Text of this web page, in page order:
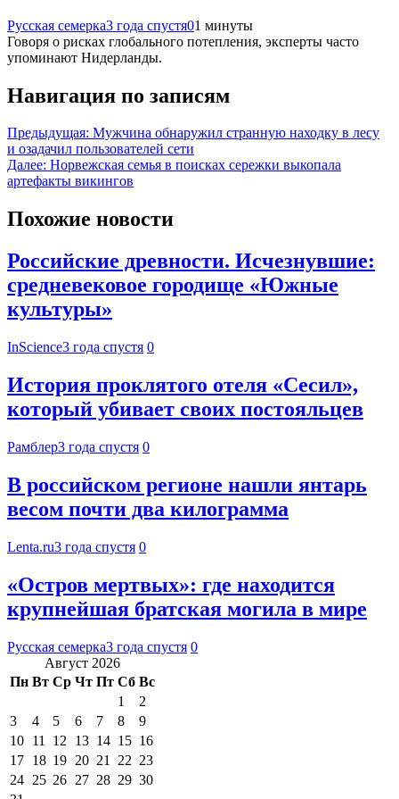
Русская семерка3 года спустя01 минуты
Говоря о рисках глобального потепления, эксперты часто
упоминают Нидерланды.
Навигация по записям
Предыдущая: Мужчина обнаружил странную находку в лесу
и озадачил пользователей сети
Далее: Норвежская семья в поисках сережки выкопала
артефакты викингов
Похожие новости
Российские древности. Исчезнувшие:
средневековое городище «Южные
культуры»
InScience3 года спустя 0
История проклятого отеля «Сесил»,
который убивает своих постояльцев
Рамблер3 года спустя 0
В российском регионе нашли янтарь
весом почти два килограмма
Lenta.ru3 года спустя 0
«Остров мертвых»: где находится
крупнейшая братская могила в мире
Русская семерка3 года спустя 0
Август 2026
Пн Вт Ср Чт Пт Сб Вс
1
2
3
4 5 6 7 8
9
10 11 12 13 14 15 16
17 18 19 20 21 22 23
24 25 26 27 28 29 30